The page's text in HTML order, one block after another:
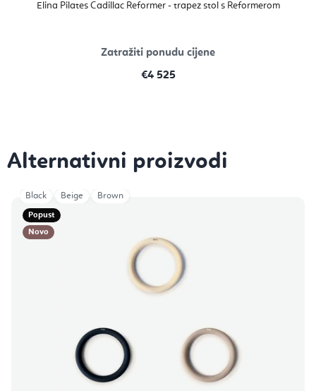
Elina Pilates Cadillac Reformer - trapez stol s Reformerom
Zatražiti ponudu cijene
€4 525
Popust
Novo
Black Beige Brown